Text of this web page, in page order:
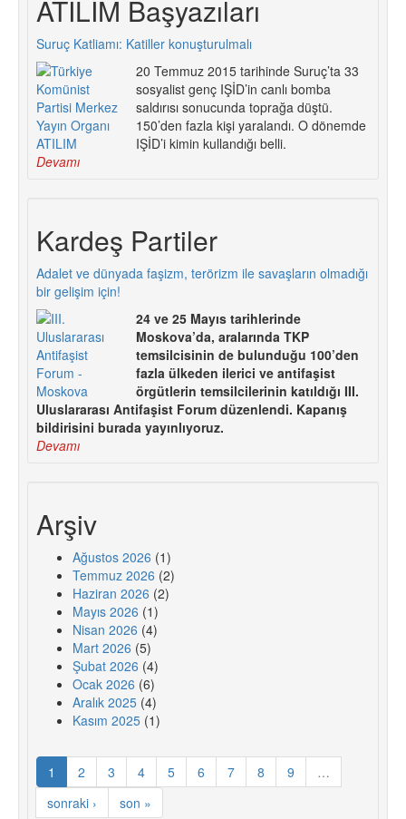
ATILIM Başyazıları
Suruç Katliamı: Katiller konuşturulmalı
20 Temmuz 2015 tarihinde Suruç’ta 33
sosyalist genç IŞİD’in canlı bomba
saldırısı sonucunda toprağa düştü.
150’den fazla kişi yaralandı. O dönemde
IŞİD’i kimin kullandığı belli.
Devamı
Kardeş Partiler
Adalet ve dünyada faşizm, terörizm ile savaşların olmadığı
bir gelişim için!
24 ve 25 Mayıs tarihlerinde
Moskova’da, aralarında TKP
temsilcisinin de bulunduğu 100’den
fazla ülkeden ilerici ve antifaşist
örgütlerin temsilcilerinin katıldığı III.
Uluslararası Antifaşist Forum düzenlendi. Kapanış
bildirisini burada yayınlıyoruz.
Devamı
Arşiv
Ağustos 2026 (1)
Temmuz 2026 (2)
Haziran 2026 (2)
Mayıs 2026 (1)
Nisan 2026 (4)
Mart 2026 (5)
Şubat 2026 (4)
Ocak 2026 (6)
Aralık 2025 (4)
Kasım 2025 (1)
1 2 3 4 5 6 7 8 9
…
sonraki ›
son »